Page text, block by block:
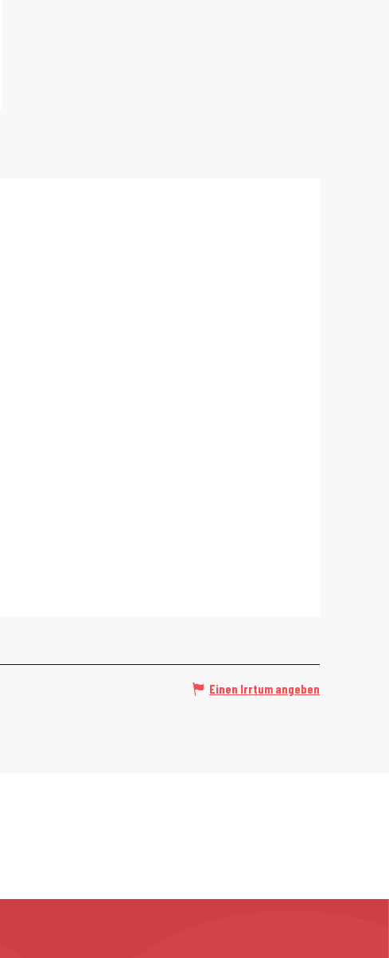
Einen Irrtum angeben